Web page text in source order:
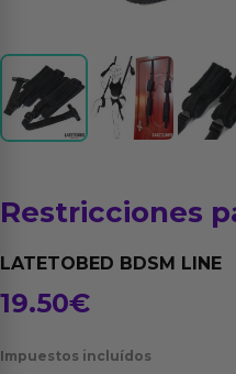
Restricciones
LATETOBED BDSM LINE
19.50€
Impuestos incluídos